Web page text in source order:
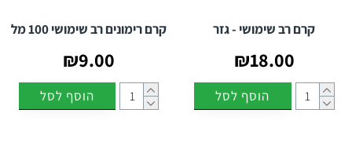
קרם רב שימושי - גזר
₪18.00
הוסף לסל
קרם רימונים רב שימושי 100 מל
₪9.00
הוסף לסל